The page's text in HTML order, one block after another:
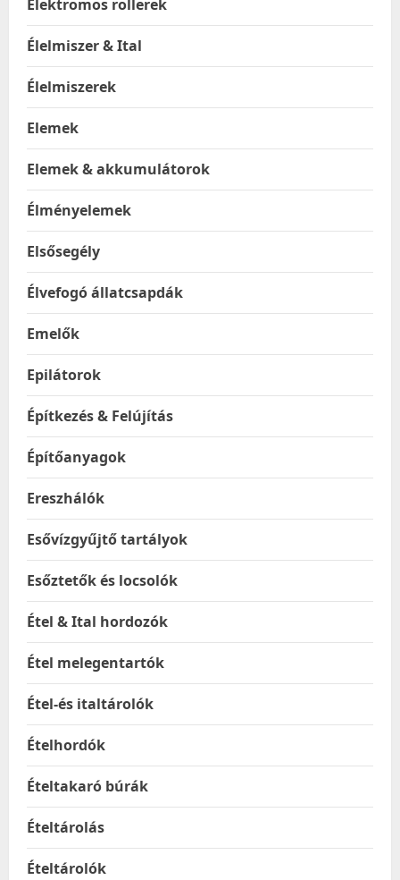
Elektromos rollerek
Élelmiszer & Ital
Élelmiszerek
Elemek
Elemek & akkumulátorok
Élményelemek
Elsősegély
Élvefogó állatcsapdák
Emelők
Epilátorok
Építkezés & Felújítás
Építőanyagok
Ereszhálók
Esővízgyűjtő tartályok
Esőztetők és locsolók
Étel & Ital hordozók
Étel melegentartók
Étel-és italtárolók
Ételhordók
Ételtakaró búrák
Ételtárolás
Ételtárolók